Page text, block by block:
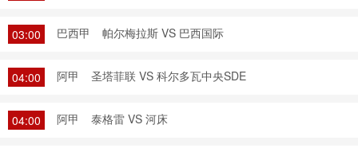
03:00 巴西甲 帕尔梅拉斯 VS 巴西国际
04:00 阿甲 圣塔菲联 VS 科尔多瓦中央SDE
04:00 阿甲 泰格雷 VS 河床